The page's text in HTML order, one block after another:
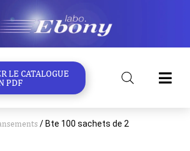
LE CATALOGUE
PDF
/ Bte 100 sachets de 2